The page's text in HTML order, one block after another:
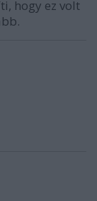
hogy ez volt